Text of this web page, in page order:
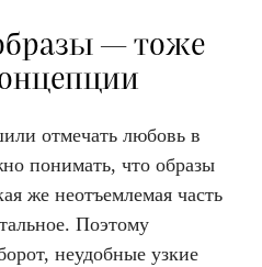
— тоже
отмечать любовь в
понимать, что образы
же неотъемлемая часть
Поэтому
неудобные узкие